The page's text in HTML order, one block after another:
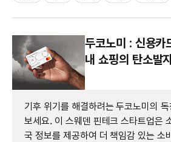
두코노미 : 신용카
내 쇼핑의 탄소발
기후 위기를 해결하려는 두코노미의
보세요. 이 스웨덴 핀테크 스타트업은
국 정보를 제공하여 더 책임감 있는 소